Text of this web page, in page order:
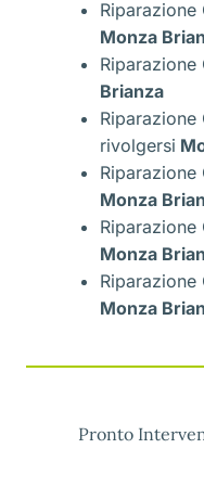
Riparazione
Monza
Riparazione
Brianza
Riparazione
rivolgersi
Riparazione
Monza
Riparazione
Monza
Riparazione
Monza
Pronto